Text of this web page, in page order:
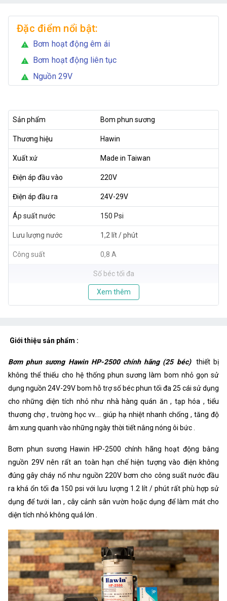
Đặc điểm nổi bật:
warning Bơm hoạt động êm ái
warning Bơm hoạt động liên tục
warning Nguồn 29V
Sản phẩm Bom phun sương
Thương hiệu Hawin
Xuất xứ Made in Taiwan
Điện áp đầu vào 220V
Điện áp đầu ra 24V-29V
Áp suất nước 150 Psi
Lưu lượng nước 1,2 lít / phút
Công suất 0,8 A
Số béc tối đa
Xem thêm
Giới thiệu sản phẩm :
Bơm phun sương Hawin HP-2500 chính hãng (25 béc)
thiết bị
không thể thiếu cho hệ thống phun sương làm bom nhỏ gọn sử
dụng nguồn 24V-29V bom hỗ trợ số béc phun tối đa 25 cái sử dụng
cho những diện tích nhỏ như nhà hàng quán ăn , tạp hóa , tiểu
thương chợ , trường học vv.... giúp hạ nhiệt nhanh chống , tăng độ
âm xung quanh vào những ngày thời tiết nắng nóng ôi bức .
Bơm phun sương Hawin HP-2500 chính hãng hoạt động bằng
nguồn 29V nên rất an toàn hạn chế hiện tượng vào điện không
đúng gây cháy nổ như nguồn 220V bơm cho công suất nước đầu
ra khá ổn tối đa 150 psi với lưu lượng 1.2 lít / phút rất phù hợp sử
dụng để tưới lan , cây cảnh sân vườn hoặc dụng để làm mát cho
diện tích nhỏ không quá lớn .